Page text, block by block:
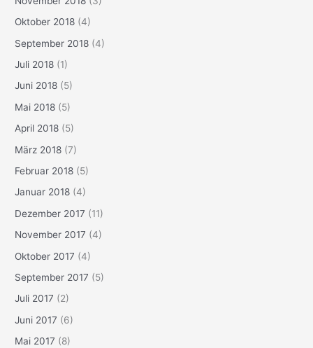
Oktober 2018 (4)
September 2018 (4)
Juli 2018 (1)
Juni 2018 (5)
Mai 2018 (5)
April 2018 (5)
März 2018 (7)
Februar 2018 (5)
Januar 2018 (4)
Dezember 2017 (11)
November 2017 (4)
Oktober 2017 (4)
September 2017 (5)
Juli 2017 (2)
Juni 2017 (6)
Mai 2017 (8)